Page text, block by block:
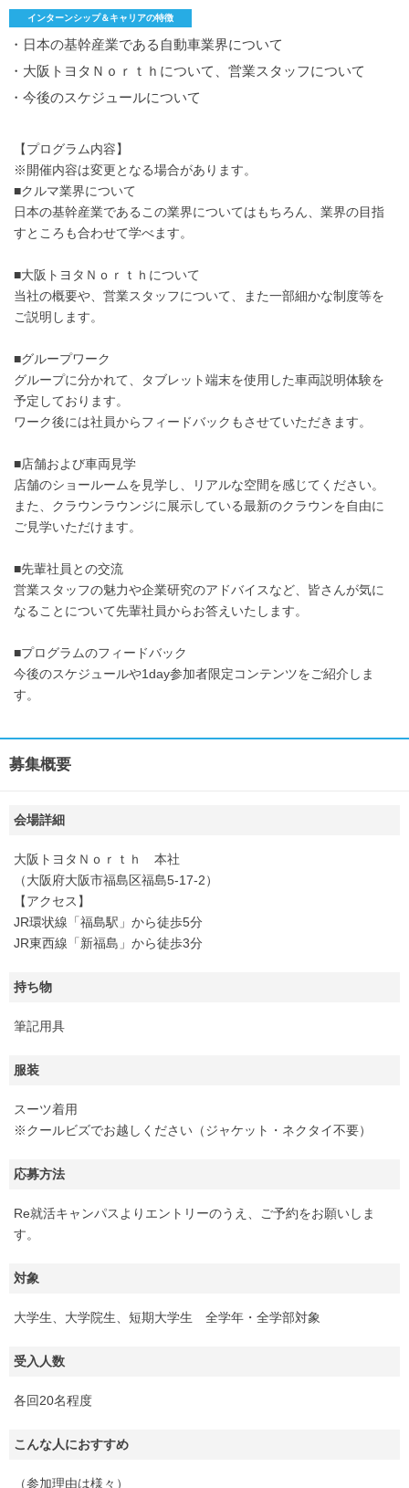
インターンシップ＆キャリアの特徴
・日本の基幹産業である自動車業界について
・大阪トヨタＮｏｒｔｈについて、営業スタッフについて
・今後のスケジュールについて
【プログラム内容】
※開催内容は変更となる場合があります。
■クルマ業界について
日本の基幹産業であるこの業界についてはもちろん、業界の目指
すところも合わせて学べます。
■大阪トヨタＮｏｒｔｈについて
当社の概要や、営業スタッフについて、また一部細かな制度等を
ご説明します。
■グループワーク
グループに分かれて、タブレット端末を使用した車両説明体験を
予定しております。
ワーク後には社員からフィードバックもさせていただきます。
■店舗および車両見学
店舗のショールームを見学し、リアルな空間を感じてください。
また、クラウンラウンジに展示している最新のクラウンを自由に
ご見学いただけます。
■先輩社員との交流
営業スタッフの魅力や企業研究のアドバイスなど、皆さんが気に
なることについて先輩社員からお答えいたします。
■プログラムのフィードバック
今後のスケジュールや1day参加者限定コンテンツをご紹介しま
す。
募集概要
会場詳細
大阪トヨタＮｏｒｔｈ 本社
（大阪府大阪市福島区福島5-17-2）
【アクセス】
JR環状線「福島駅」から徒歩5分
JR東西線「新福島」から徒歩3分
持ち物
筆記用具
服装
スーツ着用
※クールビズでお越しください（ジャケット・ネクタイ不要）
応募方法
Re就活キャンパスよりエントリーのうえ、ご予約をお願いしま
す。
対象
大学生、大学院生、短期大学生 全学年・全学部対象
受入人数
各回20名程度
こんな人におすすめ
（参加理由は様々）